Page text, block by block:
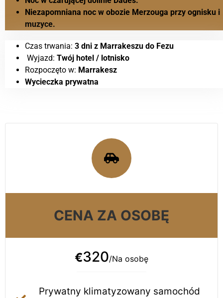
Niezapomniana noc w obozie Merzouga przy ognisku i
muzyce.
Czas trwania: 3 dni z Marrakeszu do Fezu
Wyjazd: Twój hotel / lotnisko
Rozpoczęto w: Marrakesz
Wycieczka prywatna
CENA ZA OSOBĘ
€320/Na osobę
Prywatny klimatyzowany samochód